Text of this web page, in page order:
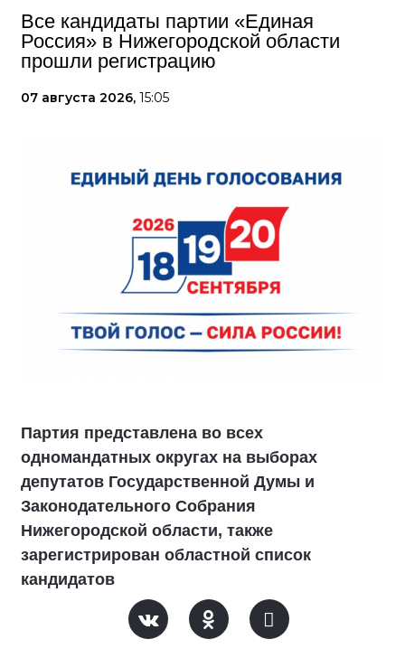
Все кандидаты партии «Единая
Россия» в Нижегородской области
прошли регистрацию
07 августа 2026, 15:05
Партия представлена во всех
одномандатных округах на выборах
депутатов Государственной Думы и
Законодательного Собрания
Нижегородской области, также
зарегистрирован областной список
кандидатов